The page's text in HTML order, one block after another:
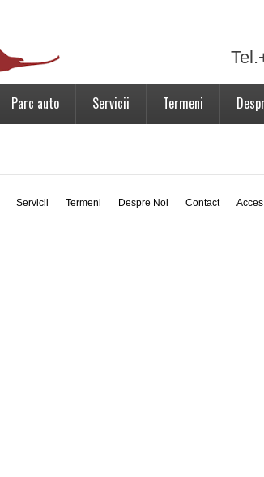
Parc auto Servicii Termeni
Servicii Termeni Despre Noi Contact Acces